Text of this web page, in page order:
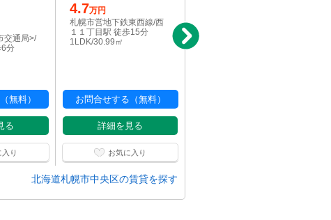
交通局>/
6分
無料）
る
入り
4.7万円
札幌市営地下鉄東西線/西
１１丁目駅 徒歩15分
1LDK/30.99㎡
お問合せする（無料）
詳細を見る
お気に入り
札幌市電<札幌市交通局>/
北海道札幌市中央区の賃貸を探す